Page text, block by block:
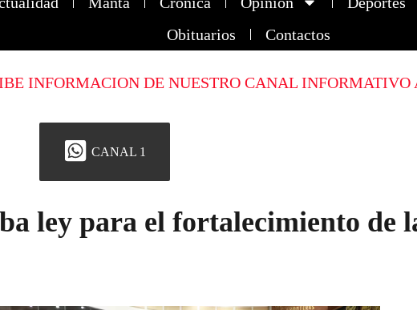
Obituarios
Contactos
INFORMACION DE NUESTRO CANAL
CANAL 1
ley para el fortalecimiento de